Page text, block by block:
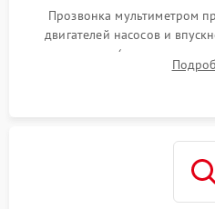
Прозвонка мультиметром
двигателей насосов и
прессостата (датчика
концевика дверцы и